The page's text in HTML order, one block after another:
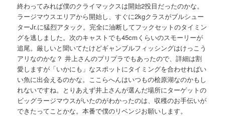
終わってみれば僕のクライマックスは開始2投目だったのかな。
ラージマウスエリアから開始し、すぐに2kgクラスがブルシュー
ターJr.に猛烈アタック。完全に油断してフックセットのタイミン
グを逃しました。次のキャストでも45cmくらいのスモーリーが
追尾。厳しいと聞いてたけどギャンブルフィッシングはけっこう
アリなのかな？ 井上さんのプリプラでもあったので、詳細は割
愛しますが「いかにも」なスポットにタイミングを合わせればい
い魚に出会えるのかな。ここらへんはいつもの桧原湖なのかもし
れないですね。とりあえず井上さんが選んだ場所にターゲットの
ビッグラージマウスがいたのがわかったのは、収穫のお手伝いが
できたってことかな。本番で僕のリベンジお願いします。